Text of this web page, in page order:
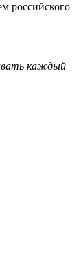
российского
каждый